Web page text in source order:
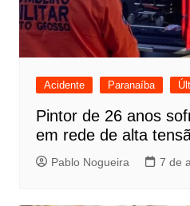
Acidente Paranaíba
Pintor de 26 anos
em rede de alta
Pablo Nogueira 7 de